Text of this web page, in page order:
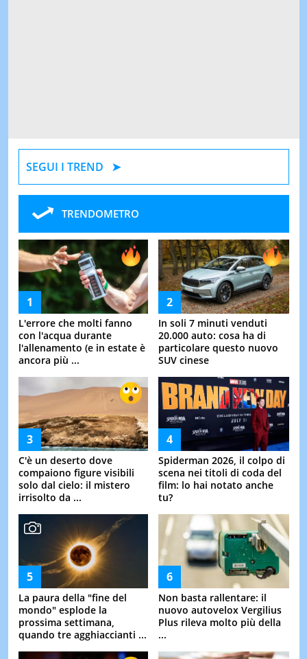
SEGUI I TREND
TRENDOMETRO
L'errore che molti fanno
con l'acqua durante
l'allenamento (e in estate è
ancora più ...
In soli 7 minuti venduti
20.000 auto: cosa ha di
particolare questo nuovo
SUV cinese
C'è un deserto dove
compaiono figure visibili
solo dal cielo: il mistero
irrisolto da ...
Spiderman 2026, il colpo di
scena nei titoli di coda del
film: lo hai notato anche
tu?
La paura della "fine del
mondo" esplode la
prossima settimana,
quando tre agghiaccianti ...
Non basta rallentare: il
nuovo autovelox Vergilius
Plus rileva molto più della
...